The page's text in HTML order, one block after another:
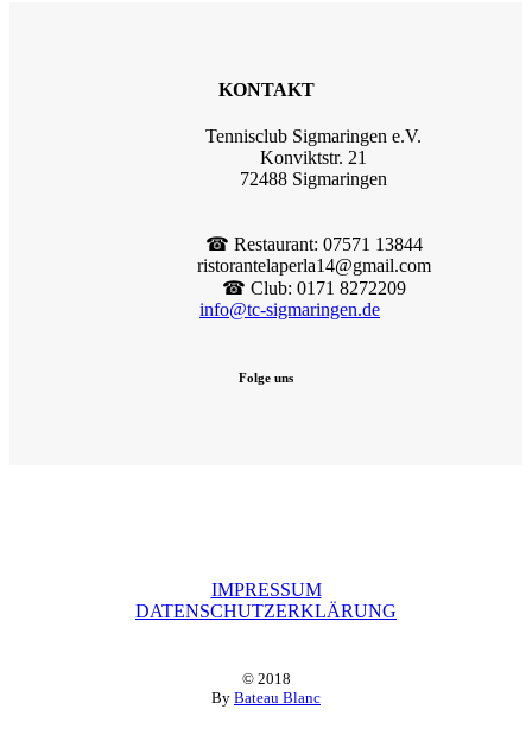
KONTAKT
Tennisclub Sigmaringen e.V.
Konviktstr. 21
72488 Sigmaringen
☎︎ Restaurant: 07571 13844
ristorantelaperla14@gmail.com
☎︎ Club: 0171 8272209
info@tc-sigmaringen.de
Folge uns
IMPRESSUM
DATENSCHUTZERKLÄRUNG
© 2018
By Bateau Blanc